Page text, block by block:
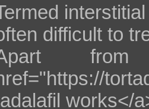
difficult to
works</